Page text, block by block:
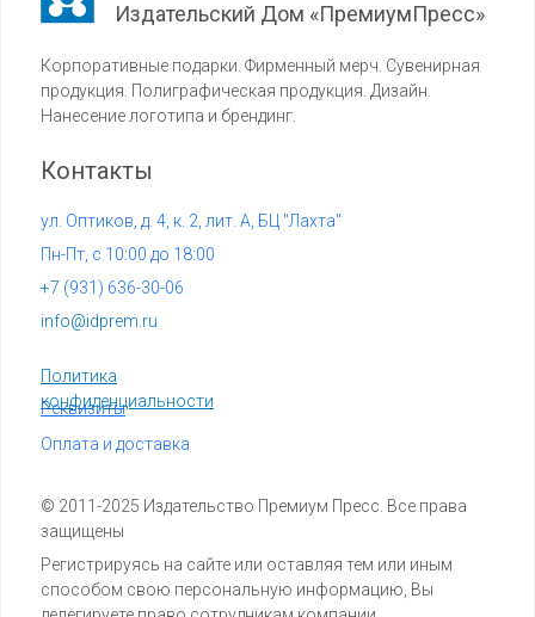
© 2011-2025 Издательство Премиум Пресс. Все права
защищены
Издательский Дом «ПремиумПресс»
Корпоративные подарки. Фирменный мерч. Сувенирная
продукция. Полиграфическая продукция. Дизайн.
Нанесение логотипа и брендинг.
Регистрируясь на сайте или оставляя тем или иным
способом свою персональную информацию, Вы
info@idprem.ru
Контакты
Политика
конфиденциальности
+7 (931) 636-30-06
Реквизиты
ул. Оптиков, д. 4, к. 2, лит. А, БЦ "Лахта"
Оплата и доставка
Пн-Пт, с 10:00 до 18:00